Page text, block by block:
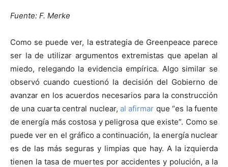
Fuente: F. Merke
Como se puede ver, la estrategia de Greenpeace parece
ser la de utilizar argumentos extremistas que apelan al
miedo, relegando la evidencia empírica. Algo similar se
observó cuando cuestionó la decisión del Gobierno de
avanzar en los acuerdos necesarios para la construcción
de una cuarta central nuclear, al afirmar que “es la fuente
de energía más costosa y peligrosa que existe”. Como se
puede ver en el gráfico a continuación, la energía nuclear
es de las más seguras y limpias que hay. A la izquierda
tienen la tasa de muertes por accidentes y polución, a la